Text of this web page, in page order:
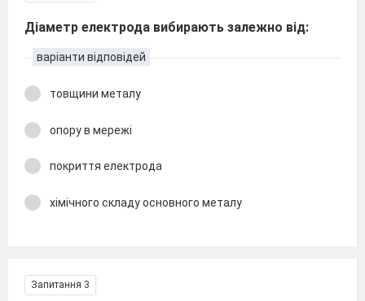
Діаметр електрода вибирають залежно від:
варіанти відповідей
товщини металу
опору в мережі
покриття електрода
хімічного складу основного металу
Запитання 3